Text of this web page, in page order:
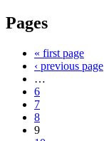
Pages
« first page
‹ previous page
…
6
7
8
9